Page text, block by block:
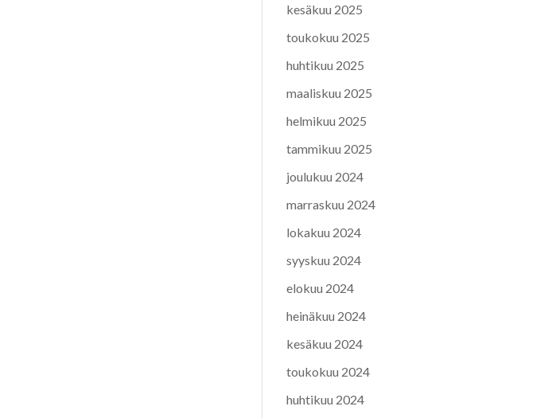
kesäkuu 2025
toukokuu 2025
huhtikuu 2025
maaliskuu 2025
helmikuu 2025
tammikuu 2025
joulukuu 2024
marraskuu 2024
lokakuu 2024
syyskuu 2024
elokuu 2024
heinäkuu 2024
kesäkuu 2024
toukokuu 2024
huhtikuu 2024